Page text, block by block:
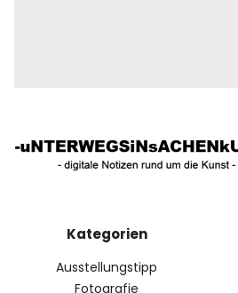
Kategorien
Ausstellungstipp
Fotografie